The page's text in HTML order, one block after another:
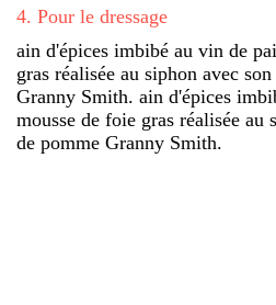
4. Pour le dressage
ain d'épices imbibé au vin de
gras réalisée au siphon avec
Granny Smith. ain d'épices
mousse de foie gras réalisée au
de pomme Granny Smith.